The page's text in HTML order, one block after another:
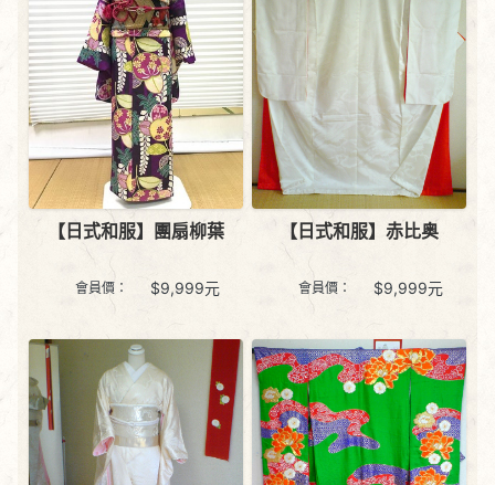
【日式和服】團扇柳葉
會員價： $9,999元
【日式和服】赤比奥
會員價： $9,999元